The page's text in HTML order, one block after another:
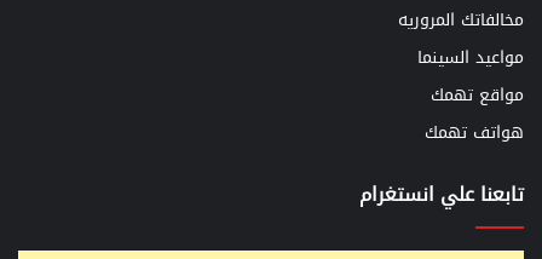
مخالفاتك المروريه
مواعيد السينما
مواقع تهمك
هواتف تهمك
تابعنا علي انستغرام